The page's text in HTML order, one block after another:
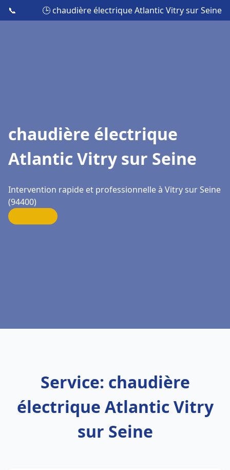
📞 🕒 chaudière électrique Atlantic Vitry sur Seine
chaudière électrique
Atlantic Vitry sur Seine
Intervention rapide et professionnelle à Vitry sur Seine
(94400)
Service: chaudière
électrique Atlantic Vitry
sur Seine